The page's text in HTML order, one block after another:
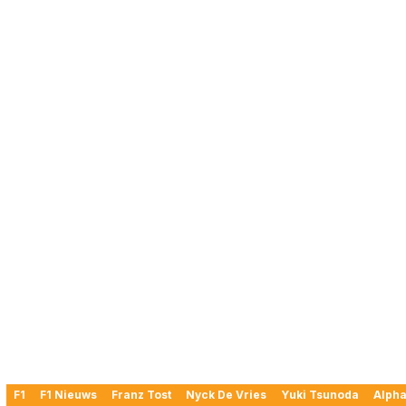
F1 F1 Nieuws Franz Tost Nyck De Vries Yuki Tsunoda